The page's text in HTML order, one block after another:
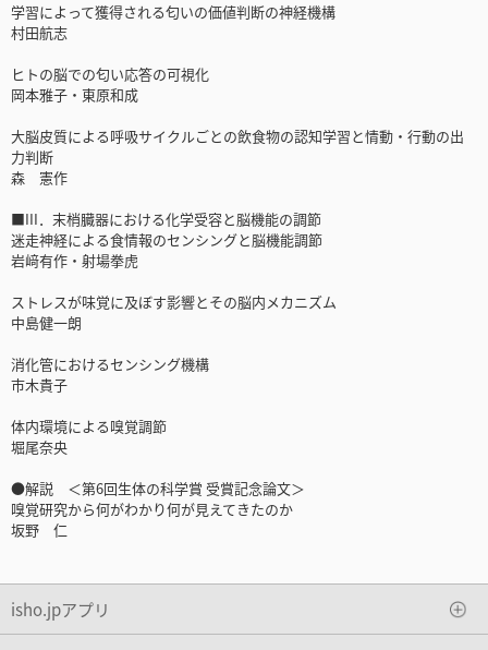
学習によって獲得される匂いの価値判断の神経機構
村田航志
ヒトの脳での匂い応答の可視化
岡本雅子・東原和成
大脳皮質による呼吸サイクルごとの飲食物の認知学習と情動・行動の出
力判断
森 憲作
■III．末梢臓器における化学受容と脳機能の調節
迷走神経による食情報のセンシングと脳機能調節
岩﨑有作・射場拳虎
ストレスが味覚に及ぼす影響とその脳内メカニズム
中島健一朗
消化管におけるセンシング機構
市木貴子
体内環境による嗅覚調節
堀尾奈央
●解説 ＜第6回生体の科学賞 受賞記念論文＞
嗅覚研究から何がわかり何が見えてきたのか
坂野 仁
isho.jpアプリ